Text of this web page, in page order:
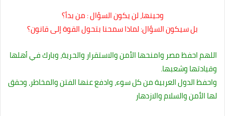
وحينها، لن يكون السؤال : من بدأ؟
بل سيكون السؤال: لماذا سمحنا بتحول القوة إلى قانون؟
اللهم احفظ مصر وامنحها الأمن والاستقرار والحرية، وبارك في أهلها
وقيادتها وشعبها.
واحفظ الدول العربية من كل سوء، وادفع عنها الفتن والمخاطر، وحقق
لها الأمن والسلام والازدهار